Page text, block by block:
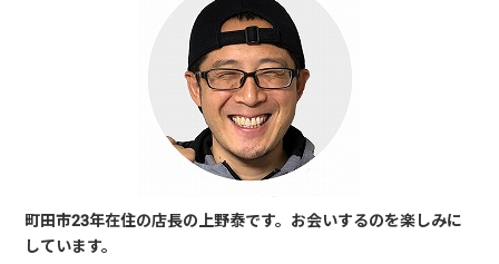
町田市23年在住の店長の上野泰です。お会いするのを楽しみに
しています。